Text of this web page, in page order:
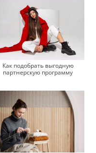
Как подобрать выгодную
партнерскую программу